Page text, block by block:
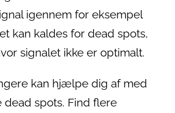
igennem for eksempel
kan kaldes for dead spots,
signalet ikke er optimalt.
kan hjælpe dig af med
dead spots. Find flere